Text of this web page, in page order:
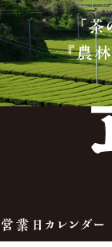
「茶
『農
営業日カレンダー